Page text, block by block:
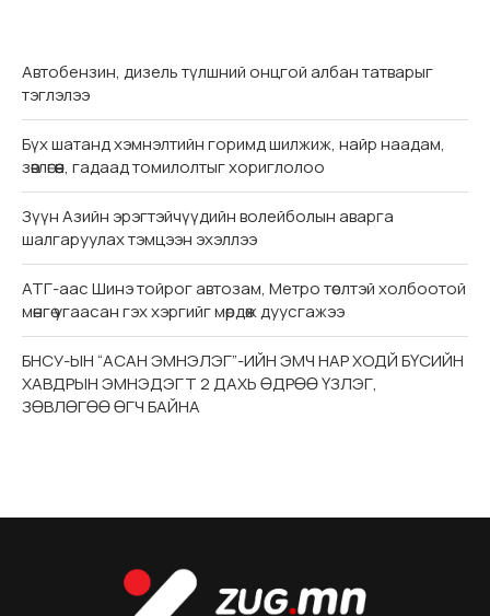
Автобензин, дизель түлшний онцгой албан татварыг
тэглэлээ
Бүх шатанд хэмнэлтийн горимд шилжиж, найр наадам,
зөвлөгөөн, гадаад томилолтыг хориглолоо
Зүүн Азийн эрэгтэйчүүдийн волейболын аварга
шалгаруулах тэмцээн эхэллээ
АТГ-аас Шинэ тойрог автозам, Метро төслтэй холбоотой
мөнгө угаасан гэх хэргийг мөрдөж дуусгажээ
БНСУ-ЫН “АСАН ЭМНЭЛЭГ”-ИЙН ЭМЧ НАР ХОДЙ БҮСИЙН
ХАВДРЫН ЭМНЭДЭГТ 2 ДАХЬ ӨДРӨӨ ҮЗЛЭГ,
ЗӨВЛӨГӨӨ ӨГЧ БАЙНА